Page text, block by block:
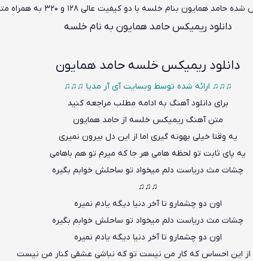
شده حامد همایون بنام خلسه با دو کیفیت عالی ۱۲۸ و ۳۲۰ به همراه متن آهنگ
دانلود ریمیکس حامد همایون به نام خلسه
دانلود ریمیکس خلسه حامد همایون
♫♫♫ ارائه شده توسط وبسایت آی آر مدیا ♫♫♫
برای دانلود آهنگ به ادامه مطلب مراجعه کنید
متنآهنگ ریمیکس خلسه از حامد همایون
یه وقتا خیلی بهونه گیری اما از این دل بیرون نمیری
یه پای ثابت تو لحظه هامی هر جا که میرم تو هم باهامی
چشات مث دریاست دلم میخواد تو ساحلش خوابم بگیره
♫♫♫
اون دو چشمارو تا آخر دنیا دیگه یادم نمیره
چشات مث دریاست دلم میخواد تو ساحلش خوابم بگیره
اون دو چشمارو تا آخر دنیا دیگه یادم نمیره
این احساس که کار من نیست تو که نباشی عشقی کنار من نیست